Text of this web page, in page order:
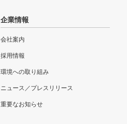
企業情報
会社案内
採用情報
環境への取り組み
ニュース／プレスリリース
重要なお知らせ